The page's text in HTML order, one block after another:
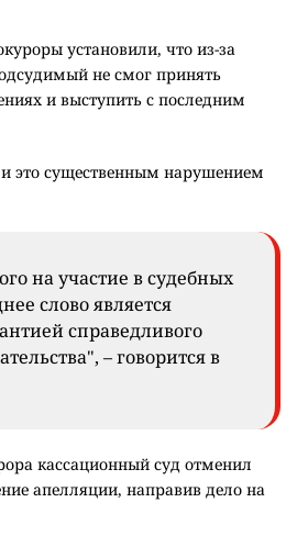
установили, что из-за
не смог принять
и выступить с последним
это существенным нарушением
на участие в судебных
слово является
справедливого
– говорится в
кассационный суд отменил
апелляции, направив дело на